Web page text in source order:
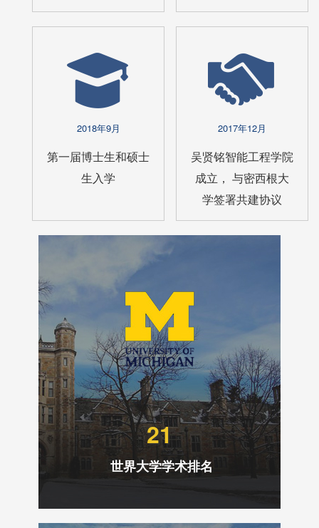
2018年9月
第一届博士生和硕士
生入学
2017年12月
吴贤铭智能工程学院
成立， 与密西根大
学签署共建协议
21
世界大学学术排名